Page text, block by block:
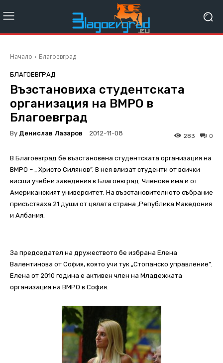
Начало Благоевград
БЛАГОЕВГРАД
Възстановиха студентската
организация на ВМРО в
Благоевград
By Денислав Лазаров 2012-11-08 0
283
В Благоевград бе възстановена студентската организация на
ВМРО – „ Христо Силянов”. В нея влизат студенти от всички
висши учебни заведения в Благоевград. Членове има и от
Американският университет. На възстановителното събрание
присъстваха 21 души от цялата страна ,Република Македония
и Албания.
За председател на дружеството бе избрана Елена
Валентинова от София, която учи тук „Стопанско управление”.
Елена от 2010 година е активен член на Младежката
организация на ВМРО в София.